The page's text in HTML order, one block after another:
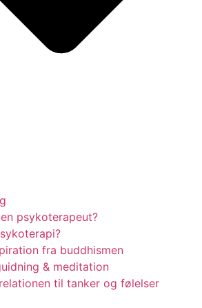
psykoterapeut?
fra buddhismen
& meditation
til tanker og følelser